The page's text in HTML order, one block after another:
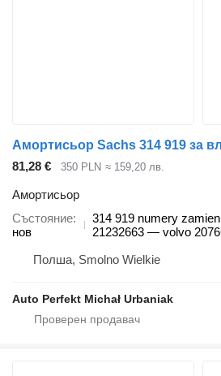
Амортисьор Sachs 314 919 за
81,28 €
350 PLN ≈ 159,20 лв.
Амортисьор
Състояние
нов
314 919 numery
21232663 — volvo
Полша, Smolno Wielkie
Auto Perfekt Michał Urbaniak